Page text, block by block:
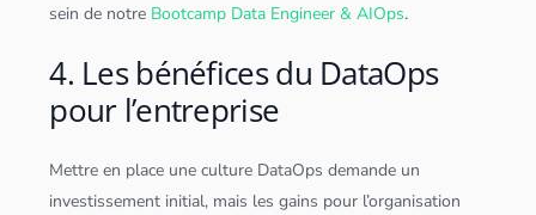
sein de notre Bootcamp Data Engineer & AIOps.
4. Les bénéfices du DataOps
pour l’entreprise
Mettre en place une culture DataOps demande un
investissement initial, mais les gains pour l’organisation